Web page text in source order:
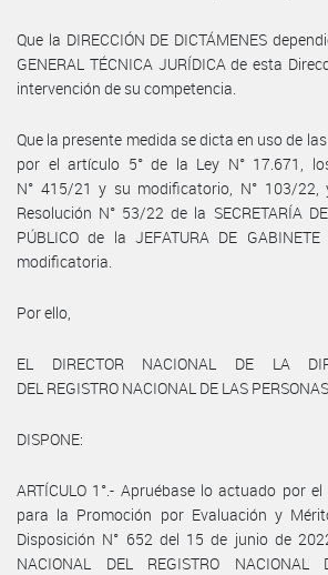
Que la DIRECCIÓN DE DICTÁMENES
GENERAL TÉCNICA JURÍDICA de esta
intervención de su competencia.
Que la presente medida se dicta en uso de
por el artículo 5° de la Ley N° 17.671,
N° 415/21 y su modificatorio, N° 103/
Resolución N° 53/22 de la SECRETARÍA
PÚBLICO de la JEFATURA DE
modificatoria.
Por ello,
EL DIRECTOR NACIONAL DE LA
DEL REGISTRO NACIONAL DE LAS PERSONAS
DISPONE:
ARTÍCULO 1°.- Apruébase lo actuado por
para la Promoción por Evaluación y
Disposición N° 652 del 15 de junio de
NACIONAL DEL REGISTRO NACIONAL